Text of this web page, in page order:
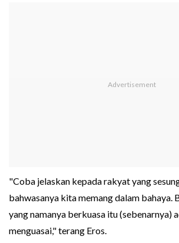
"Coba jelaskan kepada rakyat yang
bahwasanya kita memang dalam bahaya.
yang namanya berkuasa itu (sebenarnya)
menguasai," terang Eros.